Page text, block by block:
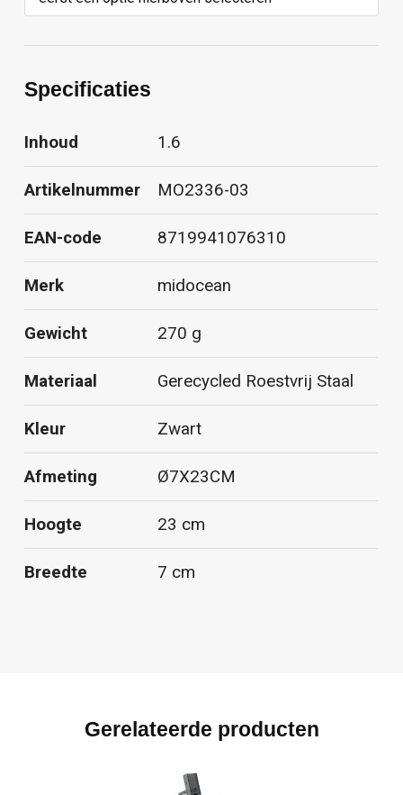
Specificaties
Inhoud 1.6
Artikelnummer MO2336-03
EAN-code 8719941076310
Merk midocean
Gewicht 270 g
Materiaal Gerecycled Roestvrij Staal
Kleur Zwart
Afmeting Ø7X23CM
Hoogte 23 cm
Breedte 7 cm
Gerelateerde producten